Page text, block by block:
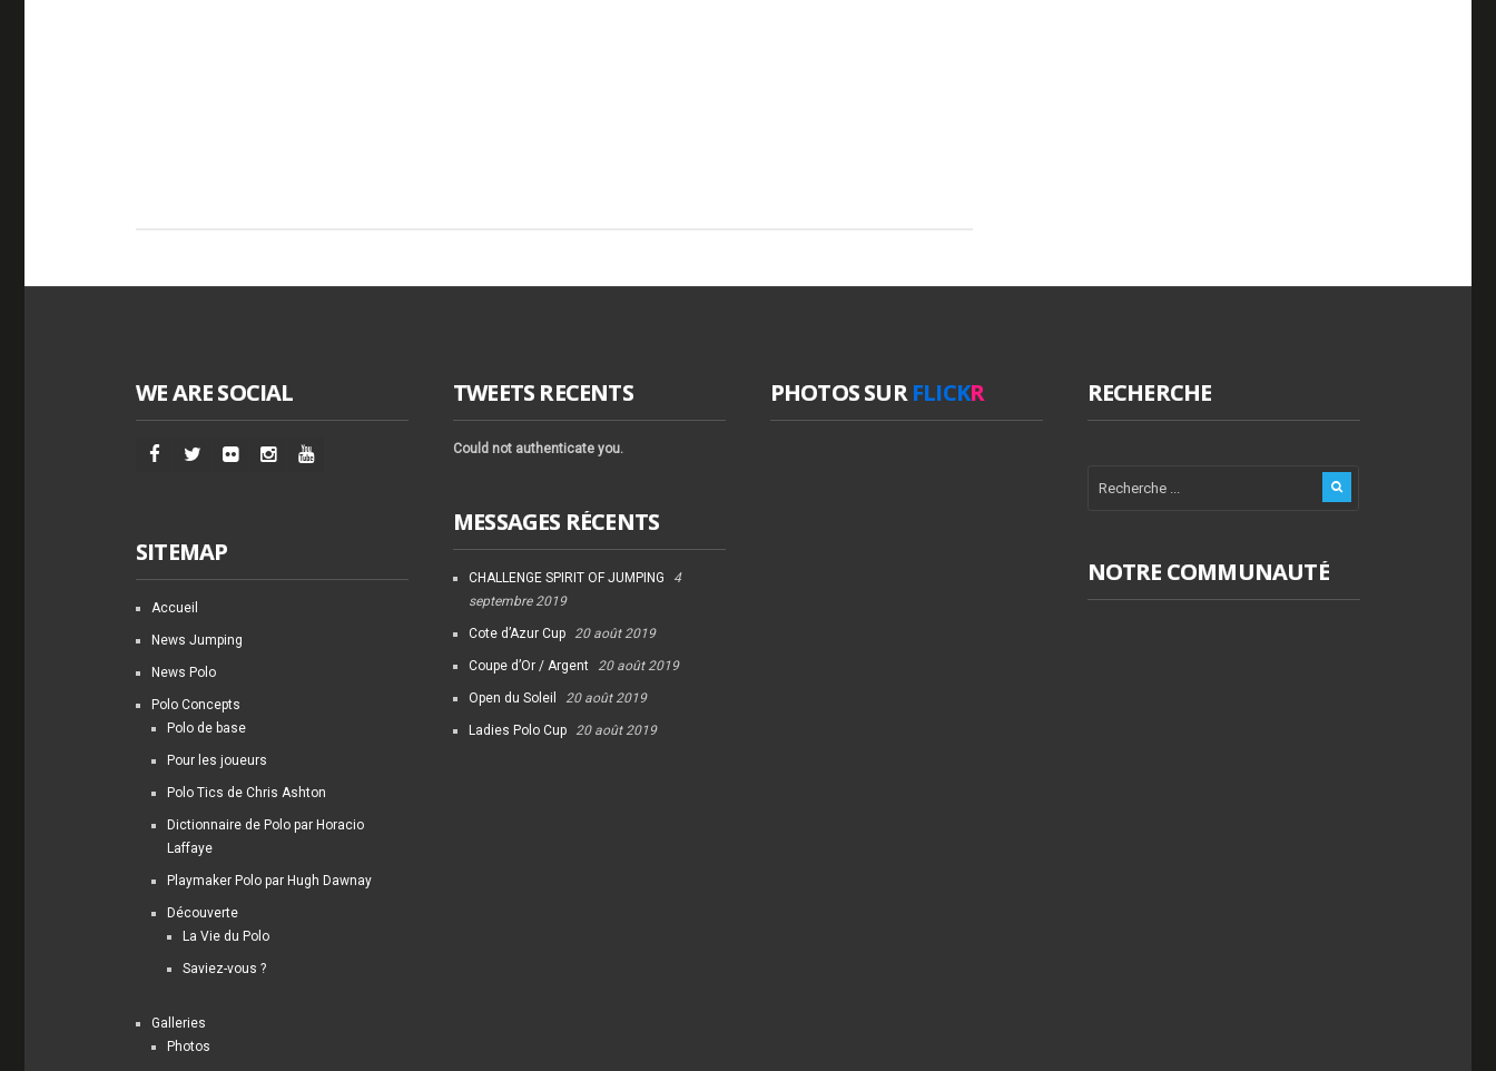
WE ARE SOCIAL
SITEMAP
Accueil
News Jumping
News Polo
Polo Concepts
Polo de base
Pour les joueurs
Polo Tics de Chris Ashton
Dictionnaire de Polo par Horacio
Laffaye
Playmaker Polo par Hugh Dawnay
Découverte
La Vie du Polo
Saviez-vous ?
Galleries
Photos
TWEETS RECENTS
Could not authenticate you.
MESSAGES RÉCENTS
CHALLENGE SPIRIT OF JUMPING
4
septembre 2019
Cote d’Azur Cup 20 août 2019
Coupe d’Or / Argent 20 août 2019
Open du Soleil 20 août 2019
Ladies Polo Cup 20 août 2019
PHOTOS SURFLICKR RECHERCHE
NOTRE COMMUNAUTÉ